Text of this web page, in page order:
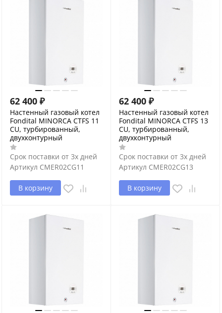
62 400 ₽
Настенный газовый котел
Fondital MINORCA CTFS 11
CU, турбированный,
двухконтурный
Срок поставки от 3х дней
Артикул CMER02CG11
В корзину
62 400 ₽
Настенный газовый котел
Fondital MINORCA CTFS 13
CU, турбированный,
двухконтурный
Срок поставки от 3х дней
Артикул CMER02CG13
В корзину